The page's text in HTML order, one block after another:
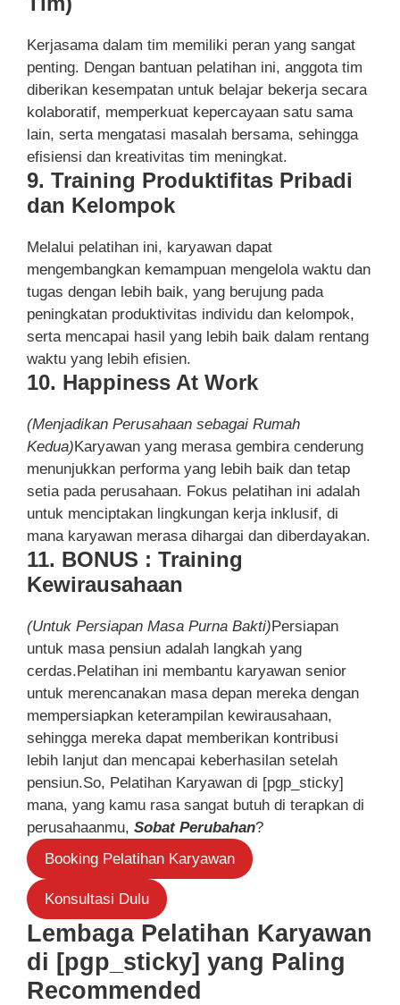
Kerjasama dalam tim memiliki peran yang sangat
penting. Dengan bantuan pelatihan ini, anggota tim
diberikan kesempatan untuk belajar bekerja secara
kolaboratif, memperkuat kepercayaan satu sama
lain, serta mengatasi masalah bersama, sehingga
efisiensi dan kreativitas tim meningkat.
9. Training Produktifitas Pribadi
dan Kelompok
Melalui pelatihan ini, karyawan dapat
mengembangkan kemampuan mengelola waktu dan
tugas dengan lebih baik, yang berujung pada
peningkatan produktivitas individu dan kelompok,
serta mencapai hasil yang lebih baik dalam rentang
waktu yang lebih efisien.
10. Happiness At Work
(Menjadikan Perusahaan sebagai Rumah
Kedua)Karyawan yang merasa gembira cenderung
menunjukkan performa yang lebih baik dan tetap
setia pada perusahaan. Fokus pelatihan ini adalah
untuk menciptakan lingkungan kerja inklusif, di
mana karyawan merasa dihargai dan diberdayakan.
11. BONUS : Training
Kewirausahaan
(Untuk Persiapan Masa Purna Bakti)Persiapan
untuk masa pensiun adalah langkah yang
cerdas.Pelatihan ini membantu karyawan senior
untuk merencanakan masa depan mereka dengan
mempersiapkan keterampilan kewirausahaan,
sehingga mereka dapat memberikan kontribusi
lebih lanjut dan mencapai keberhasilan setelah
pensiun.So, Pelatihan Karyawan di [pgp_sticky]
mana, yang kamu rasa sangat butuh di terapkan di
perusahaanmu, Sobat Perubahan?
Booking Pelatihan Karyawan
Konsultasi Dulu
Lembaga Pelatihan Karyawan
di [pgp_sticky] yang Paling
Recommended